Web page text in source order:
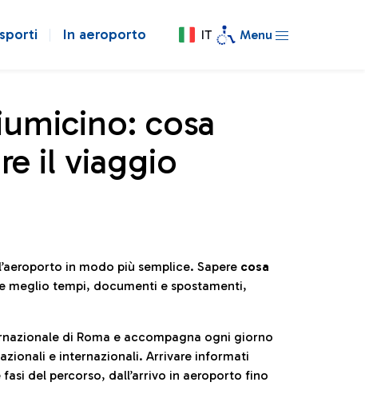
In aeroporto IT Menu
cosa
il viaggio
in modo più semplice. Sapere cosa
meglio tempi, documenti e spostamenti,
di Roma e accompagna ogni giorno
e internazionali. Arrivare informati
del percorso, dall’arrivo in aeroporto fino